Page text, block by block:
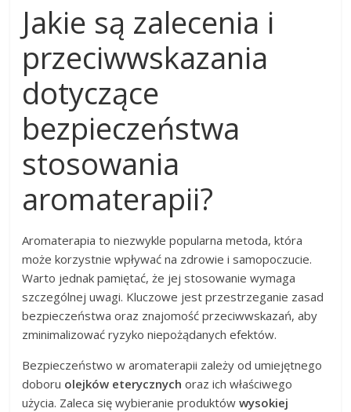
Jakie są zalecenia i
przeciwwskazania
dotyczące
bezpieczeństwa
stosowania
aromaterapii?
Aromaterapia to niezwykle popularna metoda, która
może korzystnie wpływać na zdrowie i samopoczucie.
Warto jednak pamiętać, że jej stosowanie wymaga
szczególnej uwagi. Kluczowe jest przestrzeganie zasad
bezpieczeństwa oraz znajomość przeciwwskazań, aby
zminimalizować ryzyko niepożądanych efektów.
Bezpieczeństwo w aromaterapii zależy od umiejętnego
doboru olejków eterycznych oraz ich właściwego
użycia. Zaleca się wybieranie produktówwysokiej